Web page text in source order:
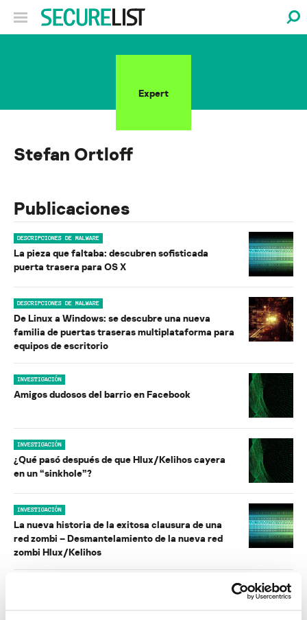
Expert
Stefan Ortloff
Publicaciones
DESCRIPCIONES DE MALWARE
La pieza que faltaba: descubren sofisticada
puerta trasera para OS X
DESCRIPCIONES DE MALWARE
De Linux a Windows: se descubre una nueva
familia de puertas traseras multiplataforma para
equipos de escritorio
INVESTIGACIÓN
Amigos dudosos del barrio en Facebook
INVESTIGACIÓN
¿Qué pasó después de que Hlux/Kelihos cayera
en un “sinkhole”?
INVESTIGACIÓN
La nueva historia de la exitosa clausura de una
red zombi – Desmantelamiento de la nueva red
zombi Hlux/Kelihos